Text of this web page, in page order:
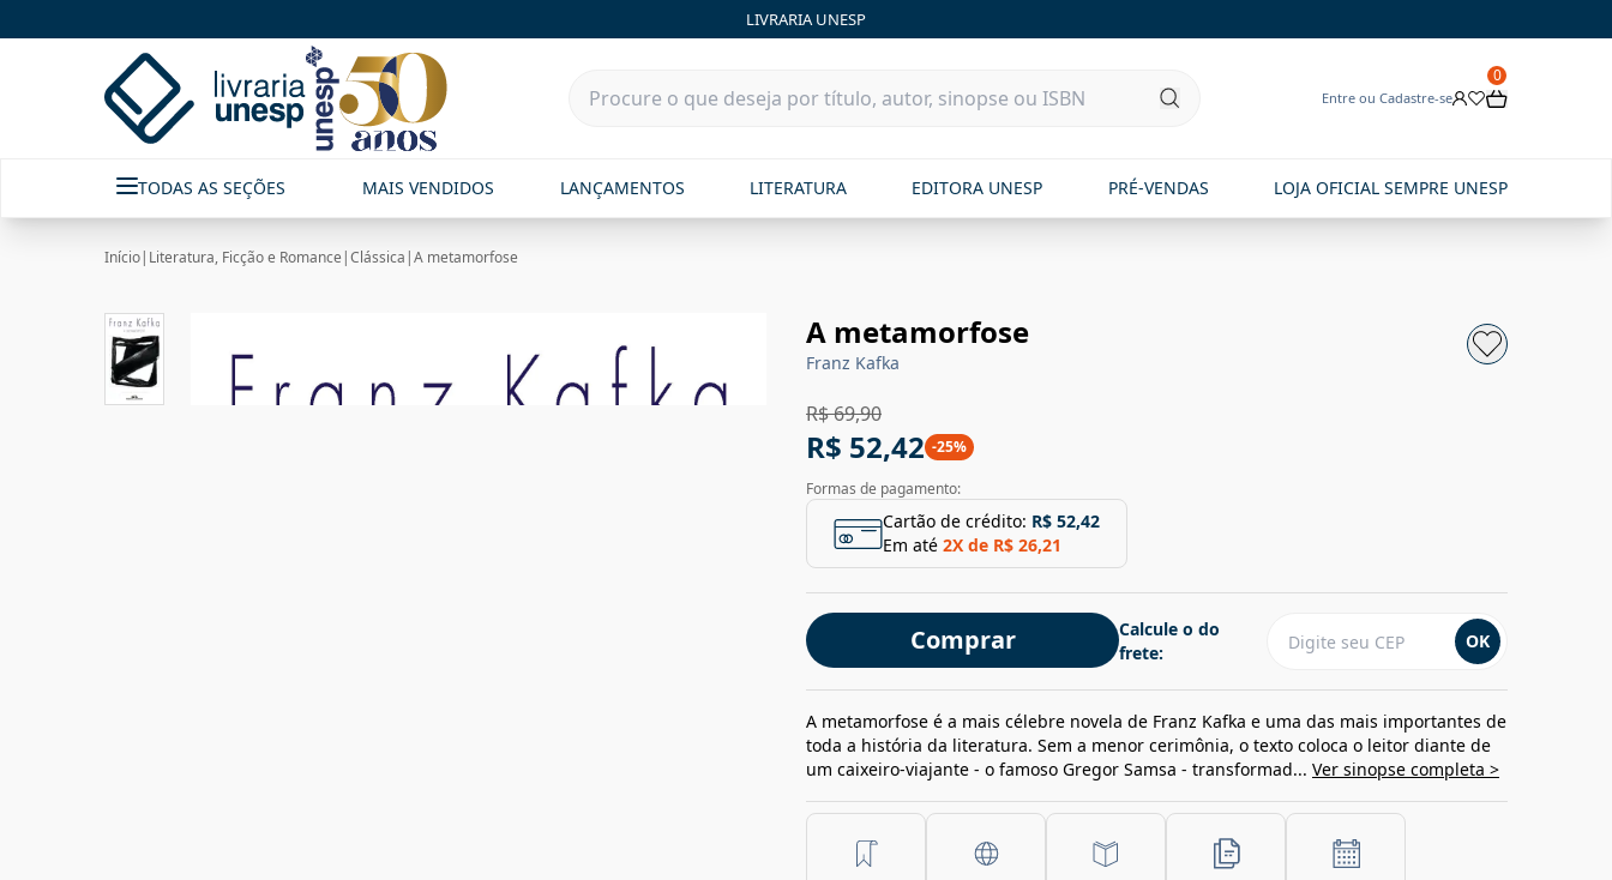
LIVRARIA UNESP
Entre ou Cadastre-se
0
TODAS AS SEÇÕES MAIS VENDIDOS LANÇAMENTOS LITERATURA EDITORA UNESP PRÉ-VENDAS LOJA OFICIAL SEMPRE UNESP
Início| Literatura, Ficção e Romance |Clássica |A metamorfose
A metamorfose
Franz Kafka
R$ 69,90
R$ 52,42 -25%
Formas de pagamento:
Cartão de crédito: R$ 52,42
Em até 2X de R$ 26,21
Comprar
Calcule o do
frete:
OK
A metamorfose é a mais célebre novela de Franz Kafka e uma das mais importantes de
toda a história da literatura. Sem a menor cerimônia, o texto coloca o leitor diante de
um caixeiro-viajante - o famoso Gregor Samsa - transformad... Ver sinopse completa >